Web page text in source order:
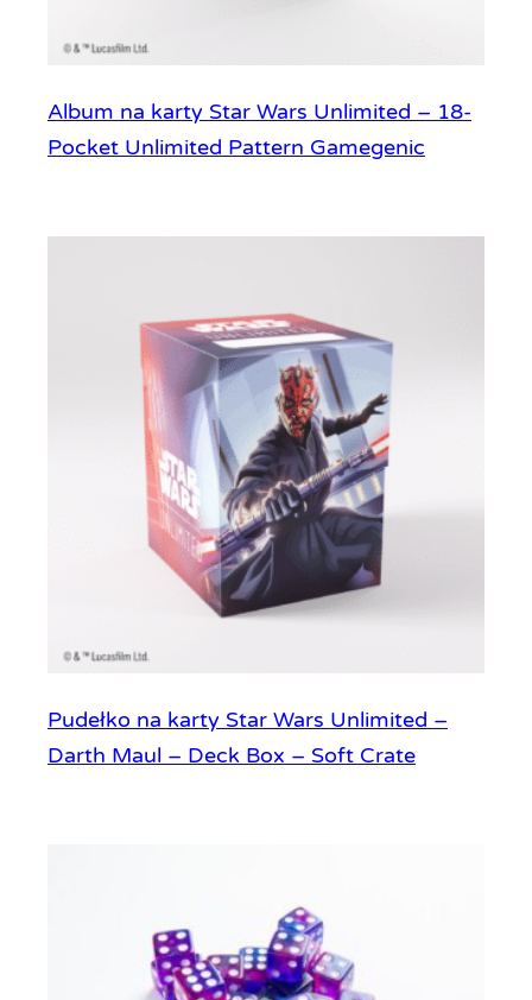
Album na karty Star Wars Unlimited – 18-
Pocket Unlimited Pattern Gamegenic
Pudełko na karty Star Wars Unlimited –
Darth Maul – Deck Box – Soft Crate